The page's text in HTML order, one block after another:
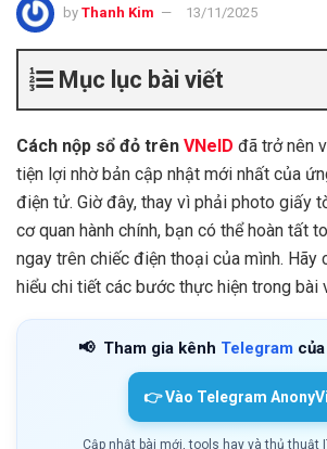
by Thanh Kim 13/11/2025
Mục lục bài viết
Cách nộp sổ đỏ trên VNeID đã trở nên
tiện lợi nhờ bản cập nhật mới nhất của
điện tử. Giờ đây, thay vì phải photo giấy
cơ quan hành chính, bạn có thể hoàn tất
ngay trên chiếc điện thoại của mình. Hãy
hiểu chi tiết các bước thực hiện trong bài
📢 Tham gia kênh Telegram của
👉 Vào Telegram
Cập nhật bài mới, tools hay và thủ thuật